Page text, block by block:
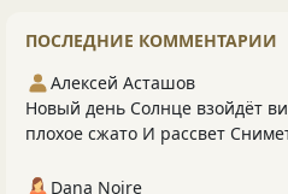
ПОСЛЕДНИЕ КОММЕНТАРИИ
Алексей Асташов
Новый день Солнце взойдёт
плохое сжато И рассвет
Dana Noire